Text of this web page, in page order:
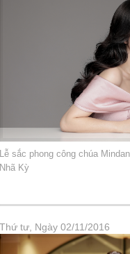
Lễ sắc phong công chúa
Nhã Kỳ
Thứ tư, Ngày 02/11/2016